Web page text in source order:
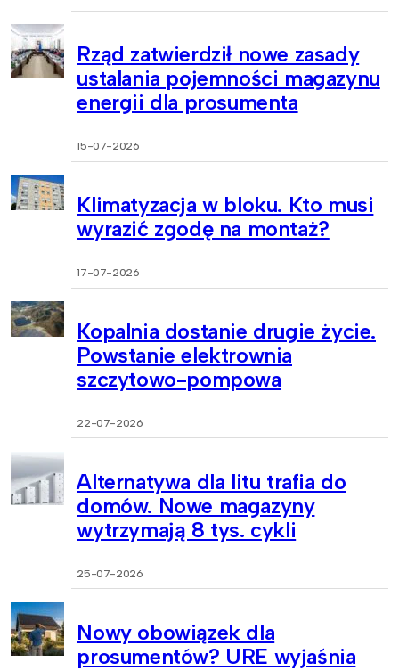
Rząd zatwierdził nowe zasady
ustalania pojemności magazynu
energii dla prosumenta
15-07-2026
Klimatyzacja w bloku. Kto musi
wyrazić zgodę na montaż?
17-07-2026
Kopalnia dostanie drugie życie.
Powstanie elektrownia
szczytowo-pompowa
22-07-2026
Alternatywa dla litu trafia do
domów. Nowe magazyny
wytrzymają 8 tys. cykli
25-07-2026
Nowy obowiązek dla
prosumentów? URE wyjaśnia